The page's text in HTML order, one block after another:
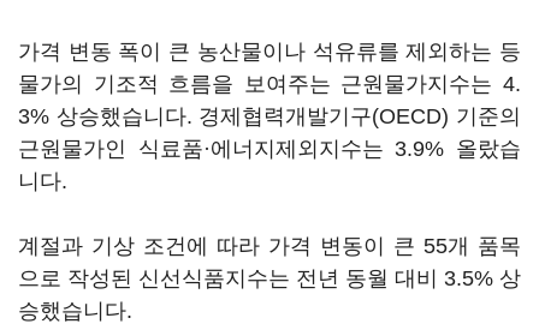
가격 변동 폭이 큰 농산물이나 석유류를 제외하는 등
물가의 기조적 흐름을 보여주는 근원물가지수는 4.
3% 상승했습니다. 경제협력개발기구(OECD) 기준의
근원물가인 식료품·에너지제외지수는 3.9% 올랐습
니다.
계절과 기상 조건에 따라 가격 변동이 큰 55개 품목
으로 작성된 신선식품지수는 전년 동월 대비 3.5% 상
승했습니다.